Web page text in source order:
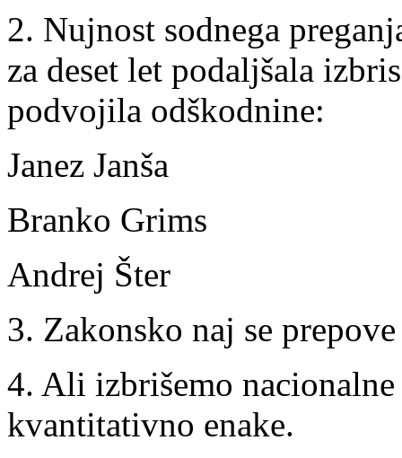
2. Nujnost sodnega
za deset let podaljšala
podvojila odškodnine:
Janez Janša
Branko Grims
Andrej Šter
3. Zakonsko naj se
4. Ali izbrišemo
kvantitativno enake.